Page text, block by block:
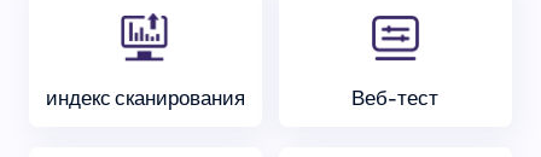
индекс сканирования Веб-тест